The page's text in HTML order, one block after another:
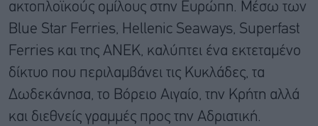
ακτοπλοϊκούς ομίλους στην Ευρώπη. Μέσω των
Blue Star Ferries, Hellenic Seaways, Superfast
Ferries και της ΑΝΕΚ, καλύπτει ένα εκτεταμένο
δίκτυο που περιλαμβάνει τις Κυκλάδες, τα
Δωδεκάνησα, το Βόρειο Αιγαίο, την Κρήτη αλλά
και διεθνείς γραμμές προς την Αδριατική.